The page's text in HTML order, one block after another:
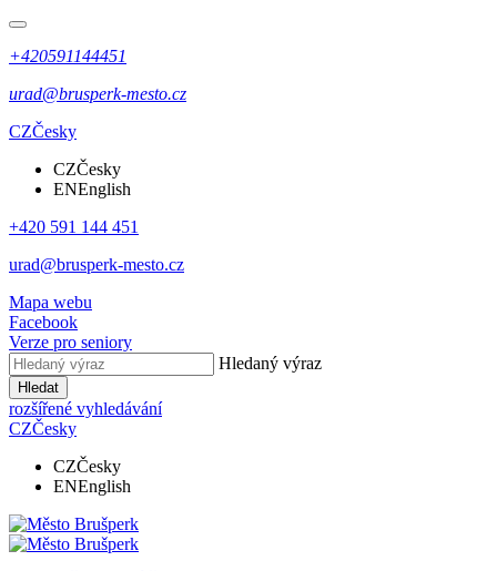
+420591144451
urad@brusperk-mesto.cz
CZČesky
CZČesky
ENEnglish
+420 591 144 451
urad@brusperk-mesto.cz
Mapa webu
Facebook
Verze pro seniory
Hledaný výraz
Hledat
rozšířené vyhledávání
CZČesky
CZČesky
ENEnglish